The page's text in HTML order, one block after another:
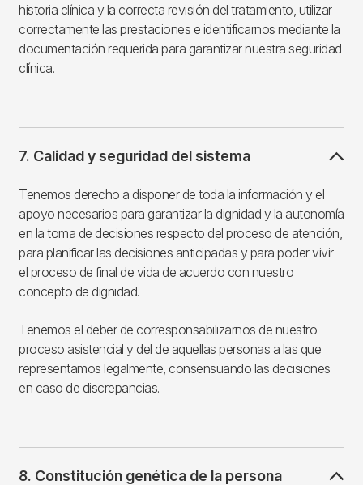
historia clínica y la correcta revisión del tratamiento, utilizar
correctamente las prestaciones e identificarnos mediante la
documentación requerida para garantizar nuestra seguridad
clínica.
7. Calidad y seguridad del sistema
Tenemos derecho a disponer de toda la información y el
apoyo necesarios para garantizar la dignidad y la autonomía
en la toma de decisiones respecto del proceso de atención,
para planificar las decisiones anticipadas y para poder vivir
el proceso de final de vida de acuerdo con nuestro
concepto de dignidad.
Tenemos el deber de corresponsabilizarnos de nuestro
proceso asistencial y del de aquellas personas a las que
representamos legalmente, consensuando las decisiones
en caso de discrepancias.
8. Constitución genética de la persona